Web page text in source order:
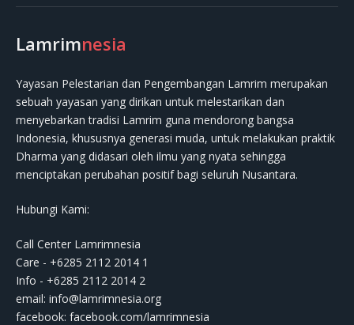
Lamrimnesia
Yayasan Pelestarian dan Pengembangan Lamrim merupakan
sebuah yayasan yang dirikan untuk melestarikan dan
menyebarkan tradisi Lamrim guna mendorong bangsa
Indonesia, khususnya generasi muda, untuk melakukan praktik
Dharma yang didasari oleh ilmu yang nyata sehingga
menciptakan perubahan positif bagi seluruh Nusantara.
Hubungi Kami:
Call Center Lamrimnesia
Care - +6285 2112 2014 1
Info - +6285 2112 2014 2
email: info@lamrimnesia.org
facebook: facebook.com/lamrimnesia